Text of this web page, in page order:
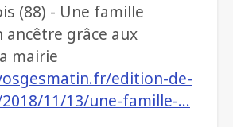
(88) - Une famille
ancêtre grâce aux
mairie
edition-de-
11/13/une-famille-…